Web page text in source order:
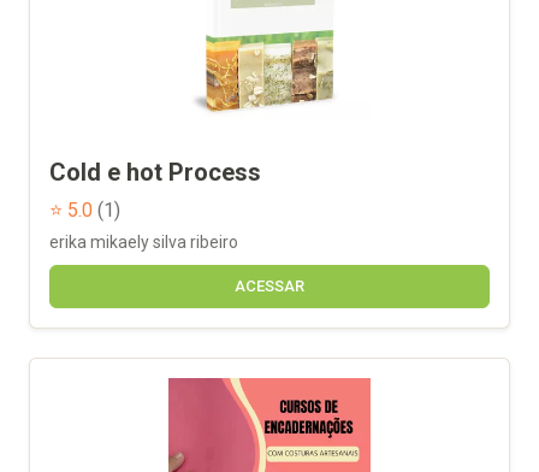
Cold e hot Process
⭐ 5.0 (1)
erika mikaely silva ribeiro
ACESSAR